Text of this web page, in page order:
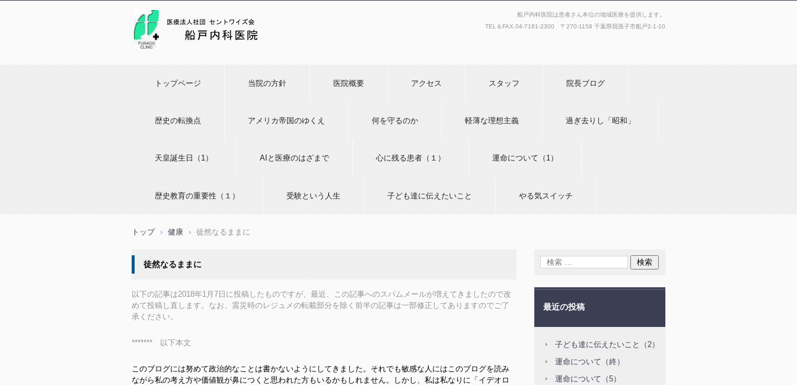
船戸内科医院は患者さん本位の地域医療を提供します。
TEL＆FAX. 04-7181-2300 〒270-1158 千葉県我孫子市船戸2-1-10
トップページ 当院の方針 医院概要 アクセス スタッフ 院長ブログ
歴史の転換点 アメリカ帝国のゆくえ 何を守るのか 軽薄な理想主義 過ぎ去りし「昭和」
天皇誕生日（1） AIと医療のはざまで 心に残る患者（１） 運命について（1）
歴史教育の重要性（１） 受験という人生 子ども達に伝えたいこと やる気スイッチ
トップ › 健康 › 徒然なるままに
徒然なるままに
以下の記事は2018年1月7日に投稿したものですが、最近、この記事へのスパムメールが増えてきましたので改
めて投稿し直します。なお、震災時のレジュメの転載部分を除く前半の記事は一部修正してありますのでご了
承ください。
******* 以下本文
このブログには努めて政治的なことは書かないようにしてきました。それでも敏感な人にはこのブログを読み
ながら私の考え方や価値観が鼻につくと思われた方もいるかもしれません。しかし、私は私なりに「イデオロ
最近の投稿
子ども達に伝えたいこと（2）
運命について（終）
運命について（5）